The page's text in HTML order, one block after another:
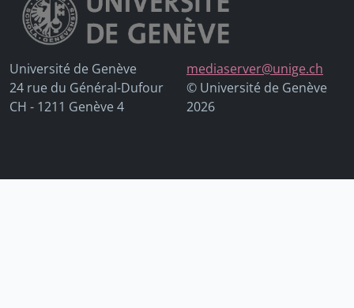
Université de Genève
24 rue du Général-Dufour
CH - 1211 Genève 4
mediaserver@unige.ch
© Université de Genève
2026